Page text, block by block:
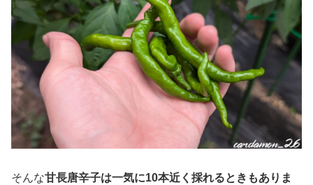
そんな甘長唐辛子は一気に10本近く採れるときもありま